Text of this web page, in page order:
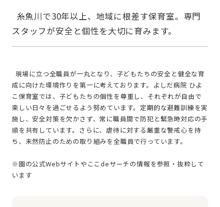
成に向けた環境作りを第一に考えております。よしだ病院 ひよ
こ保育室では、子どもたちの個性を尊重し、それぞれが自由で
楽しい日々を過ごせるよう努めています。定期的な避難訓練を実
施し、安全対策を欠かさず、常に職員間で防犯と緊急時対応の手
順を共有しています。さらに、虐待に対する厳重な警戒心を持
ち、未然防止のための取り組みを全職員で行っています。
※園の公式Webサイトやここdeサーチの情報を参照・抜粋して